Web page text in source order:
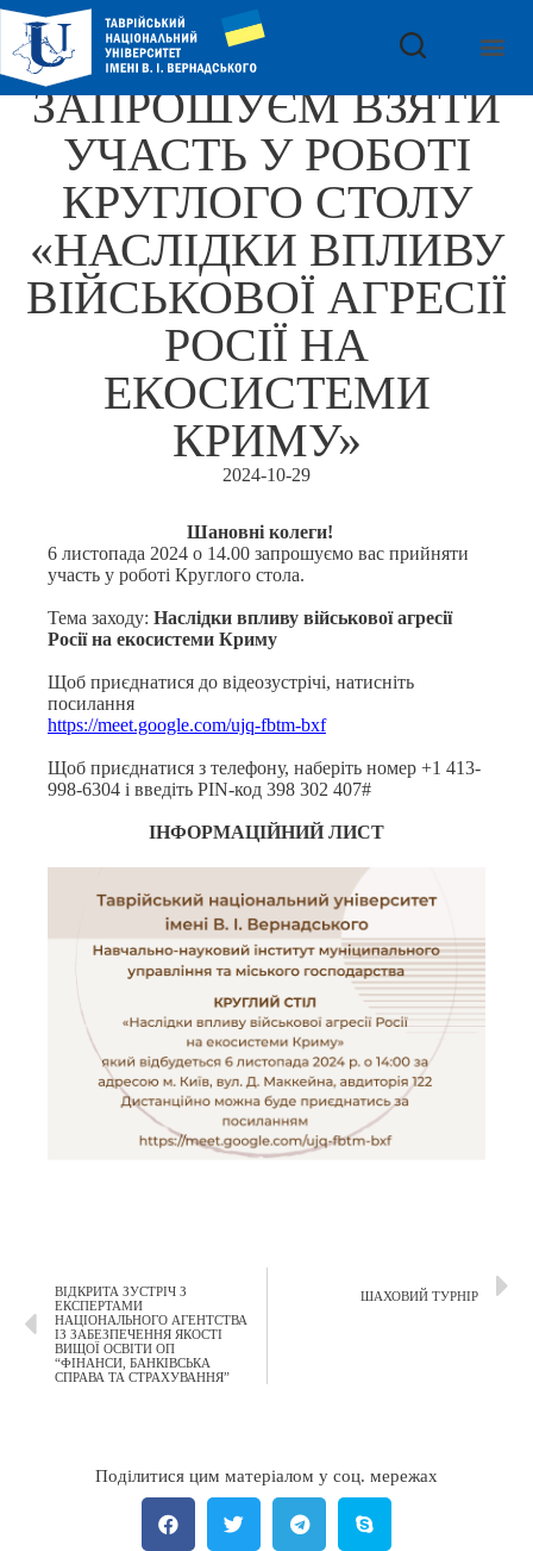
ЗАПРОШУЄМ ВЗЯТИ
УЧАСТЬ У РОБОТІ
КРУГЛОГО СТОЛУ
«НАСЛІДКИ ВПЛИВУ
ВІЙСЬКОВОЇ АГРЕСІЇ
РОСІЇ НА
ЕКОСИСТЕМИ
КРИМУ»
2024-10-29
Шановні колеги!
6 листопада 2024 о 14.00 запрошуємо вас прийняти
участь у роботі Круглого стола.
Тема заходу: Наслідки впливу військової агресії
Росії на екосистеми Криму
Щоб приєднатися до відеозустрічі, натисніть
посилання
https://meet.google.com/ujq-fbtm-bxf
Щоб приєднатися з телефону, наберіть номер +1 413-
998-6304 і введіть PIN-код 398 302 407#
ІНФОРМАЦІЙНИЙ ЛИСТ
ВІДКРИТА ЗУСТРІЧ З
ЕКСПЕРТАМИ
НАЦІОНАЛЬНОГО АГЕНТСТВА
ІЗ ЗАБЕЗПЕЧЕННЯ ЯКОСТІ
ВИЩОЇ ОСВІТИ ОП
“ФІНАНСИ, БАНКІВСЬКА
СПРАВА ТА СТРАХУВАННЯ”
ШАХОВИЙ ТУРНІР
Поділитися цим матеріалом у соц. мережах